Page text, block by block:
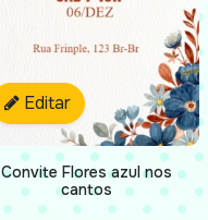
Editar
Convite Flores azul nos
cantos